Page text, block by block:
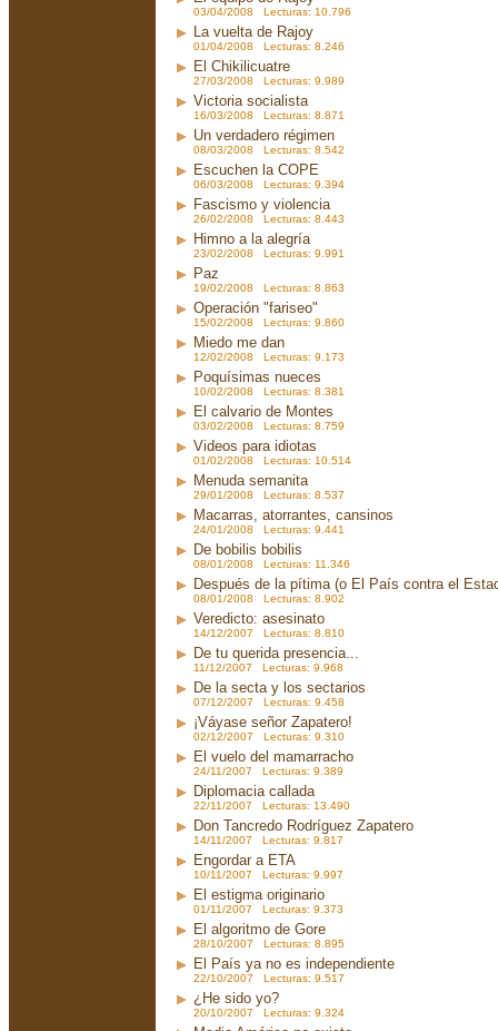
03/04/2008 Lecturas: 10.796
La vuelta de Rajoy
01/04/2008 Lecturas: 8.246
El Chikilicuatre
27/03/2008 Lecturas: 9.989
Victoria socialista
16/03/2008 Lecturas: 8.871
Un verdadero régimen
08/03/2008 Lecturas: 8.542
Escuchen la COPE
06/03/2008 Lecturas: 9.394
Fascismo y violencia
26/02/2008 Lecturas: 8.443
Himno a la alegría
23/02/2008 Lecturas: 9.991
Paz
19/02/2008 Lecturas: 8.863
Operación "fariseo"
15/02/2008 Lecturas: 9.860
Miedo me dan
12/02/2008 Lecturas: 9.173
Poquísimas nueces
10/02/2008 Lecturas: 8.381
El calvario de Montes
03/02/2008 Lecturas: 8.759
Videos para idiotas
01/02/2008 Lecturas: 10.514
Menuda semanita
29/01/2008 Lecturas: 8.537
Macarras, atorrantes, cansinos
24/01/2008 Lecturas: 9.441
De bobilis bobilis
08/01/2008 Lecturas: 11.346
Después de la pítima (o El País contra el
08/01/2008 Lecturas: 8.902
Veredicto: asesinato
14/12/2007 Lecturas: 8.810
De tu querida presencia...
11/12/2007 Lecturas: 9.968
De la secta y los sectarios
07/12/2007 Lecturas: 9.458
¡Váyase señor Zapatero!
02/12/2007 Lecturas: 9.310
El vuelo del mamarracho
24/11/2007 Lecturas: 9.389
Diplomacia callada
22/11/2007 Lecturas: 13.490
Don Tancredo Rodríguez Zapatero
14/11/2007 Lecturas: 9.817
Engordar a ETA
10/11/2007 Lecturas: 9.997
El estigma originario
01/11/2007 Lecturas: 9.373
El algoritmo de Gore
28/10/2007 Lecturas: 8.895
El País ya no es independiente
22/10/2007 Lecturas: 9.517
¿He sido yo?
20/10/2007 Lecturas: 9.324